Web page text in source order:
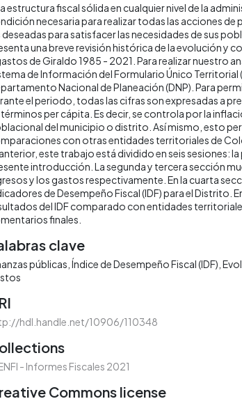
estructura fiscal sólida en cualquier nivel de la
necesaria para realizar todas las acciones de
deseadas para satisfacer las necesidades de sus
una breve revisión histórica de la evolución y
de Giraldo 1985 - 2021. Para realizar nuestro
de Información del Formulario Único Territorial
Nacional de Planeación (DNP). Para
el periodo, todas las cifras son expresadas a
términos per cápita. Es decir, se controla por la
del municipio o distrito. Así mismo, esto
con otras entidades territoriales de
este trabajo está dividido en seis sesiones: la
introducción. La segunda y tercera sección
y los gastos respectivamente. En la cuarta
de Desempeño Fiscal (IDF) para el Distrito.
del IDF comparado con entidades
finales.
clave
públicas Índice de Desempeño Fiscal (IDF)
hdl.handle.net/10906/110348
- Informes Fiscales 2021
Commons license